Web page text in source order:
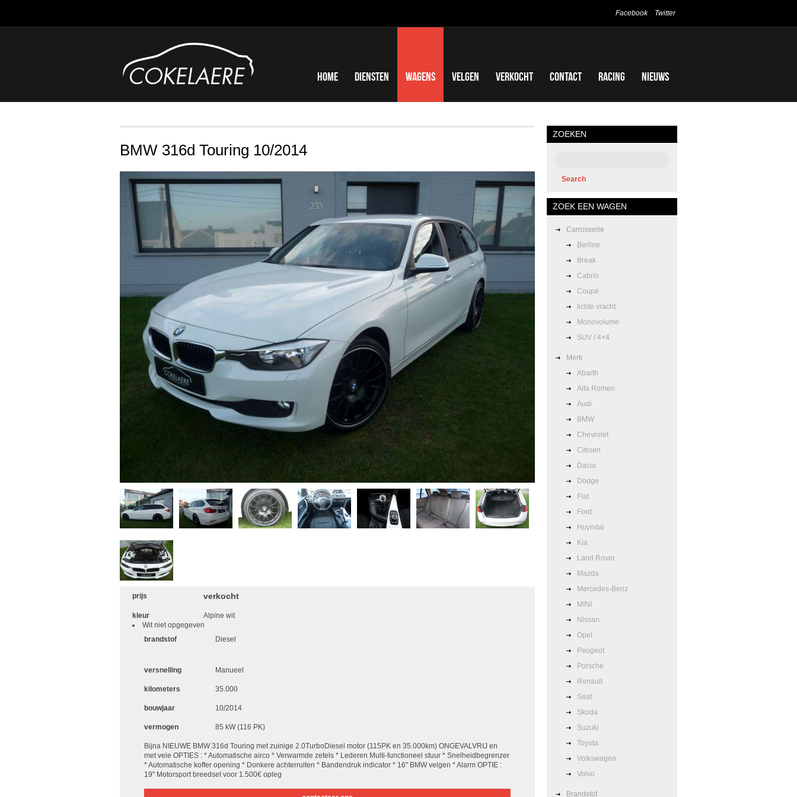
Home Diensten Wagens Velgen Verkocht Contact Racing Nieuws
Facebook Twitter
BMW 316d Touring 10/2014
prijs verkocht
kleur
Alpine wit
Wit niet opgegeven
brandstof
Diesel
versnelling Manueel
kilometers 35.000
bouwjaar 10/2014
vermogen 85 kW (116 PK)
Bijna NIEUWE BMW 316d Touring met zuinige 2.0TurboDiesel motor (115PK en 35.000km) ONGEVALVRIJ en
met vele OPTIES : * Automatische airco * Verwarmde zetels * Lederen Multi-functioneel stuur * Snelheidbegrenzer
* Automatische koffer opening * Donkere achterruiten * Bandendruk indicator * 16" BMW velgen * Alarm OPTIE :
19" Motorsport breedset voor 1.500€ opleg
ZOEKEN
ZOEK EEN WAGEN
Carrosserie
Berline
Break
Cabrio
Coupé
lichte vracht
Monovolume
SUV / 4×4
Merk
Abarth
Alfa Romeo
Audi
BMW
Chevrolet
Citroen
Dacia
Dodge
Fiat
Ford
Huyndai
Kia
Land Rover
Mazda
Mercedes-Benz
MINI
Nissan
Opel
Peugeot
Porsche
Renault
Seat
Skoda
Suzuki
Toyota
Volkswagen
Volvo
Brandstof